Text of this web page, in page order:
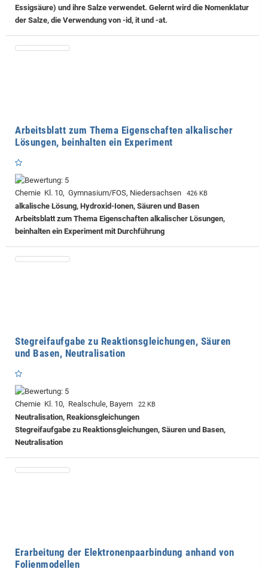
Essigsäure) und ihre Salze verwendet. Gelernt wird die Nomenklatur
der Salze, die Verwendung von -id, it und -at.
Arbeitsblatt zum Thema Eigenschaften alkalischer
Lösungen, beinhalten ein Experiment
Chemie Kl. 10, Gymnasium/FOS, Niedersachsen 426 KB
alkalische Lösung, Hydroxid-Ionen, Säuren und Basen
Arbeitsblatt zum Thema Eigenschaften alkalischer Lösungen,
beinhalten ein Experiment mit Durchführung
Stegreifaufgabe zu Reaktionsgleichungen, Säuren
und Basen, Neutralisation
Chemie Kl. 10, Realschule, Bayern 22 KB
Neutralisation, Reakionsgleichungen
Stegreifaufgabe zu Reaktionsgleichungen, Säuren und Basen,
Neutralisation
Erarbeitung der Elektronenpaarbindung anhand von
Folienmodellen